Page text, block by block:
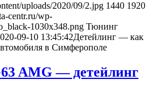
uploads/2020/09/2.jpg 1440 1920
centr.ru/wp-
1030x348.png Тюнинг
09-10 13:45:42Детейлинг — как
в Симферополе
AMG — детейлинг